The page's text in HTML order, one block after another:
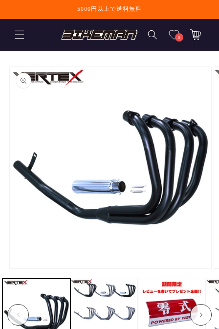
5000円以上で送料無料
0
カ
ー
商品情報にスキ
ー
で
メ
デ